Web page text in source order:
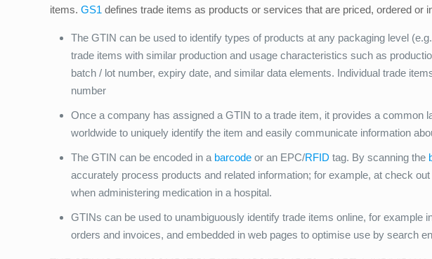
items.GS1 defines trade items as products or services that are priced, ordered or
The GTIN can be used to identify types of products at any packaging level
trade items with similar production and usage characteristics such as
batch / lot number, expiry date, and similar data elements. Individual trade
number
Once a company has assigned a GTIN to a trade item, it provides a common
worldwide to uniquely identify the item and easily communicate information
The GTIN can be encoded in a barcode or an EPC/RFID tag. By scanning the
accurately process products and related information; for example, at check
when administering medication in a hospital.
GTINs can be used to unambiguously identify trade items online, for
orders and invoices, and embedded in web pages to optimise use by search